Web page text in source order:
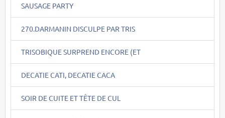
SAUSAGE PARTY
270.DARMANIN DISCULPE PAR TRIS
TRISOBIQUE SURPREND ENCORE (ET
DECATIE CATI, DECATIE CACA
SOIR DE CUITE ET TÊTE DE CUL